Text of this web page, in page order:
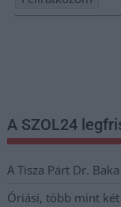
A SZOL24
A Tisza Párt Dr.
Óriási, több mint